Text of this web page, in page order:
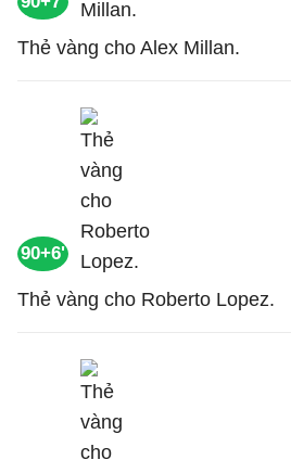
Thẻ vàng cho Alex Millan.
90+6'
Thẻ vàng cho Roberto Lopez.